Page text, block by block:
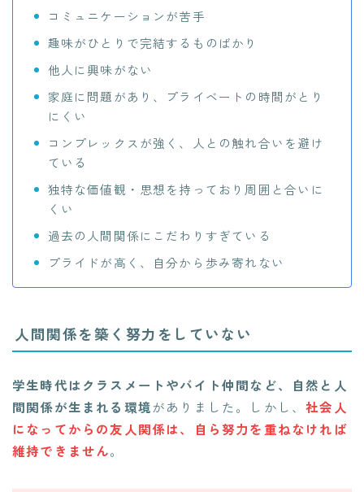
コミュニケーションが苦手
趣味がひとりで完結するものばかり
他人に興味がない
家庭に問題があり、プライベートの時間がとり
にくい
コンプレックスが強く、人との触れ合いを避け
ている
独特な価値観・思想を持っており周囲と合いに
くい
過去の人間関係にこだわりすぎている
プライドが高く、自分から歩み寄れない
人間関係を築く努力をしていない
学生時代はクラスメートやバイト仲間など、自然と人
間関係が生まれる環境がありました。しかし、社会人
になってからの友人関係は、自ら努力を重ねなければ
維持できません。